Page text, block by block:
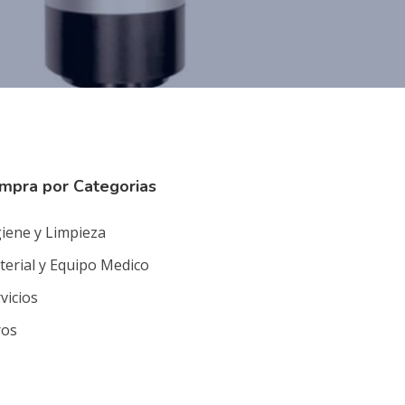
por Categorias
y Limpieza
y Equipo Medico